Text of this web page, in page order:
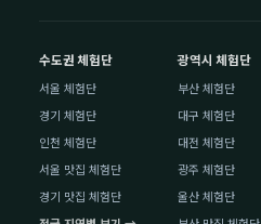
수도권 체험단
서울 체험단
경기 체험단
인천 체험단
서울 맛집 체험단
경기 맛집 체험단
광역시 체험단
부산 체험단
대구 체험단
대전 체험단
광주 체험단
울산 체험단